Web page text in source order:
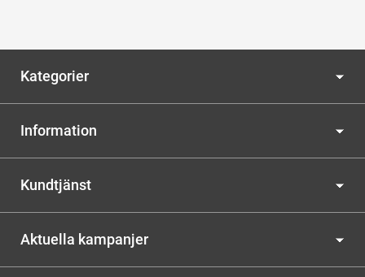
Kategorier
Information
Kundtjänst
Aktuella kampanjer